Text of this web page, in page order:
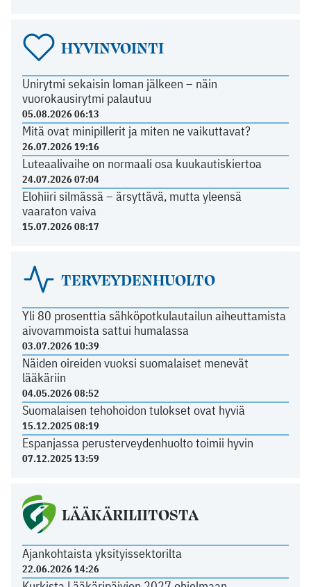
HYVINVOINTI
Unirytmi sekaisin loman jälkeen – näin
vuorokausirytmi palautuu
05.08.2026 06:13
Mitä ovat minipillerit ja miten ne vaikuttavat?
26.07.2026 19:16
Luteaalivaihe on normaali osa kuukautiskiertoa
24.07.2026 07:04
Elohiiri silmässä – ärsyttävä, mutta yleensä
vaaraton vaiva
15.07.2026 08:17
TERVEYDENHUOLTO
Yli 80 prosenttia sähköpotkulautailun aiheuttamista
aivovammoista sattui humalassa
03.07.2026 10:39
Näiden oireiden vuoksi suomalaiset menevät
lääkäriin
04.05.2026 08:52
Suomalaisen tehohoidon tulokset ovat hyviä
15.12.2025 08:19
Espanjassa perusterveydenhuolto toimii hyvin
07.12.2025 13:59
LÄÄKÄRILIITOSTA
Ajankohtaista yksityissektorilta
22.06.2026 14:26